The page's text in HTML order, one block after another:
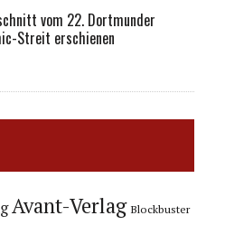
vom 22. Dortmunder
Streit erschienen
Avant-Verlag Blockbuster